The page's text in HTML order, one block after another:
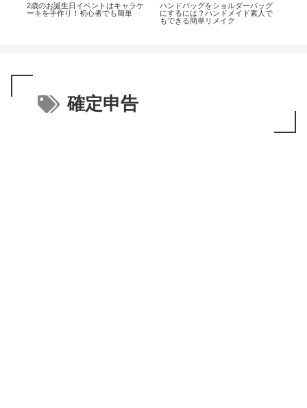
2歳のお誕生日イベントはキャラケ
ーキを手作り！初心者でも簡単
ハンドバッグをショルダーバッグ
にするには？ハンドメイド素人で
もできる簡単リメイク
確定申告